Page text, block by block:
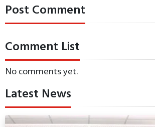
Post Comment
Comment List
No comments yet.
Latest News